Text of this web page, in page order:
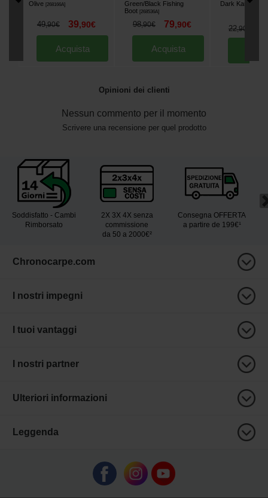
Olive [268166A]
49,90€ 39,90€
Acquista
Green/Black Fishing
Boot [268536A]
98,90€ 79,90€
Acquista
Dark Kamo
22,90
Opinioni dei clienti
Nessun commento per il momento
Scrivere una recensione per quel prodotto
Soddisfatto - Cambi
Rimborsato
2X 3X 4X senza
commissione
da 50 a 2000€²
Consegna OFFERTA
a partire de 199€¹
Chronocarpe.com
I nostri impegni
I tuoi vantaggi
I nostri partner
Ulteriori informazioni
Leggenda